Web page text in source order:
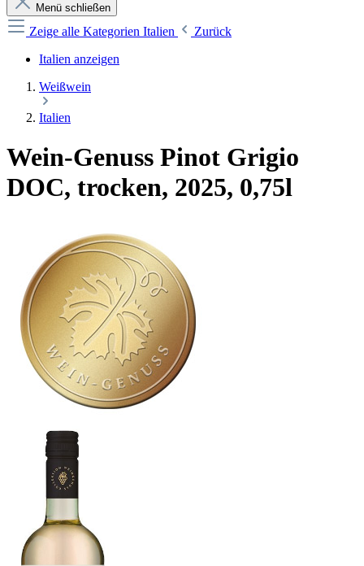
Menü schließen
Zeige alle Kategorien Italien
Zurück
Italien anzeigen
Weißwein
Italien
Wein-Genuss Pinot Grigio
DOC, trocken, 2025, 0,75l